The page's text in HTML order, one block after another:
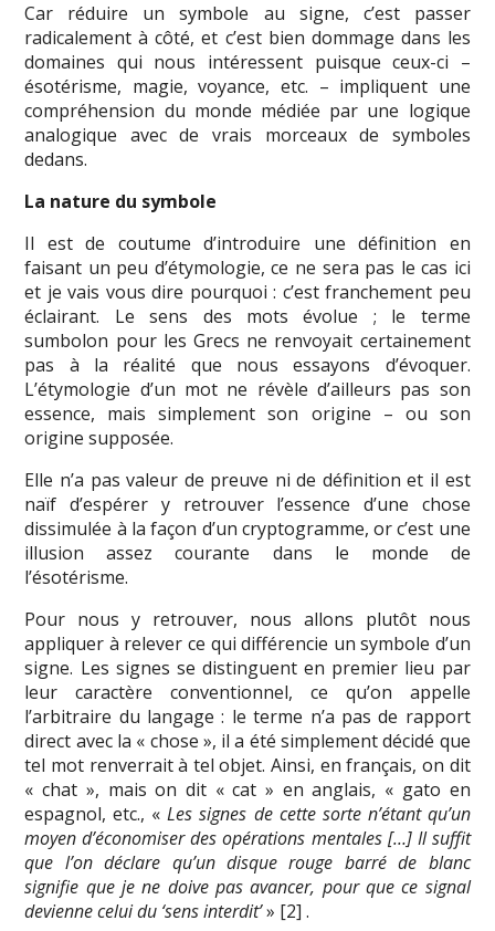
Car réduire un symbole au signe, c’est passer
radicalement à côté, et c’est bien dommage dans les
domaines qui nous intéressent puisque ceux-ci –
ésotérisme, magie, voyance, etc. – impliquent une
compréhension du monde médiée par une logique
analogique avec de vrais morceaux de symboles
dedans.
La nature du symbole
Il est de coutume d’introduire une définition en
faisant un peu d’étymologie, ce ne sera pas le cas ici
et je vais vous dire pourquoi : c’est franchement peu
éclairant. Le sens des mots évolue ; le terme
sumbolon pour les Grecs ne renvoyait certainement
pas à la réalité que nous essayons d’évoquer.
L’étymologie d’un mot ne révèle d’ailleurs pas son
essence, mais simplement son origine – ou son
origine supposée.
Elle n’a pas valeur de preuve ni de définition et il est
naïf d’espérer y retrouver l’essence d’une chose
dissimulée à la façon d’un cryptogramme, or c’est une
illusion assez courante dans le monde de
l’ésotérisme.
Pour nous y retrouver, nous allons plutôt nous
appliquer à relever ce qui différencie un symbole d’un
signe. Les signes se distinguent en premier lieu par
leur caractère conventionnel, ce qu’on appelle
l’arbitraire du langage : le terme n’a pas de rapport
direct avec la « chose », il a été simplement décidé que
tel mot renverrait à tel objet. Ainsi, en français, on dit
« chat », mais on dit « cat » en anglais, « gato en
espagnol, etc., «Les signes de cette sorte n’étant qu’un
moyen d’économiser des opérations mentales […] Il suffit
que l’on déclare qu’un disque rouge barré de blanc
signifie que je ne doive pas avancer, pour que ce signal
devienne celui du ‘sens interdit’» [2] .